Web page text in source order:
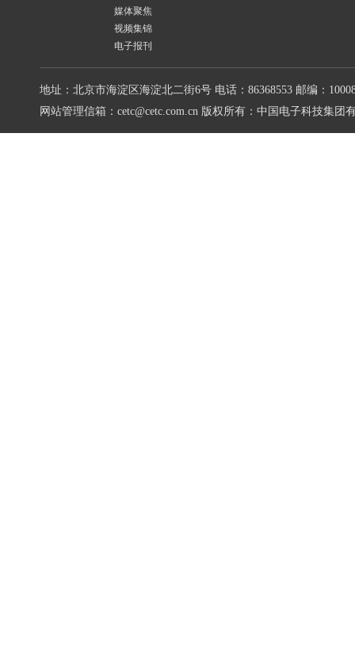
媒体聚焦
视频集锦
电子报刊
地址：北京市海淀区海淀北二街6号 电话：86368553 邮编：
网站管理信箱：cetc@cetc.com.cn 版权所有：中国电子科技集团